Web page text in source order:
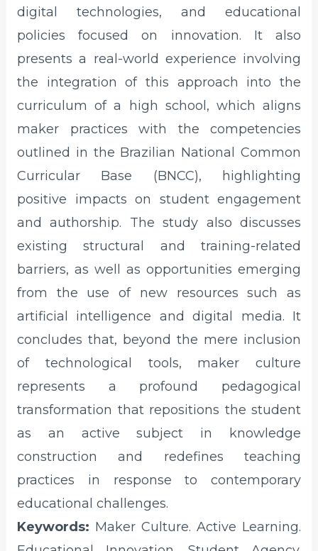
digital technologies, and educational
policies focused on innovation. It also
presents a real-world experience involving
the integration of this approach into the
curriculum of a high school, which aligns
maker practices with the competencies
outlined in the Brazilian National Common
Curricular Base (BNCC), highlighting
positive impacts on student engagement
and authorship. The study also discusses
existing structural and training-related
barriers, as well as opportunities emerging
from the use of new resources such as
artificial intelligence and digital media. It
concludes that, beyond the mere inclusion
of technological tools, maker culture
represents a profound pedagogical
transformation that repositions the student
as an active subject in knowledge
construction and redefines teaching
practices in response to contemporary
educational challenges.
Keywords: Maker Culture. Active Learning.